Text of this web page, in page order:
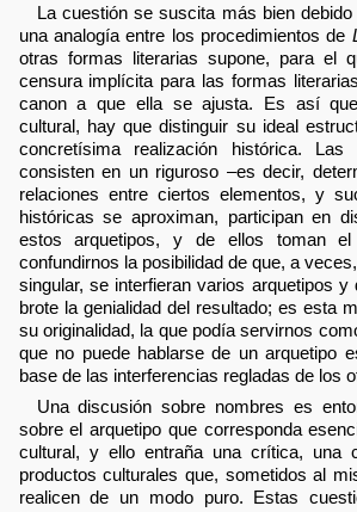
La cuestión se suscita más bien
una analogía entre los procedimientos de
otras formas literarias supone, para el
censura implícita para las formas
canon a que ella se ajusta. Es así
cultural, hay que distinguir su ideal
concretísima realización histórica. Las
consisten en un riguroso –es decir,
relaciones entre ciertos elementos, y
históricas se aproximan, participan en
estos arquetipos, y de ellos toman
confundirnos la posibilidad de que, a
singular, se interfieran varios arquetipos y
brote la genialidad del resultado; es esta
su originalidad, la que podía servirnos
que no puede hablarse de un arquetipo
base de las interferencias regladas de los
Una discusión sobre nombres es
sobre el arquetipo que corresponda
cultural, y ello entraña una crítica, una
productos culturales que, sometidos al
realicen de un modo puro. Estas